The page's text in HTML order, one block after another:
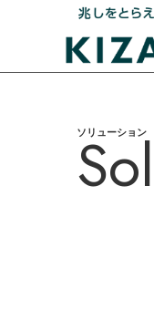
ソリューション